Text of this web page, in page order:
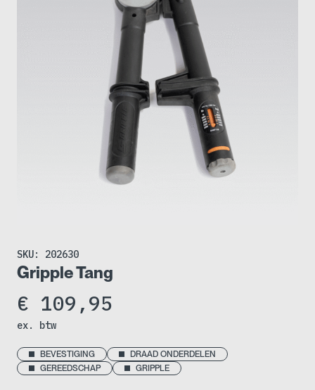
SKU: 202630
Gripple Tang
€ 109,95
ex. btw
BEVESTIGING
DRAAD ONDERDELEN
GEREEDSCHAP
GRIPPLE